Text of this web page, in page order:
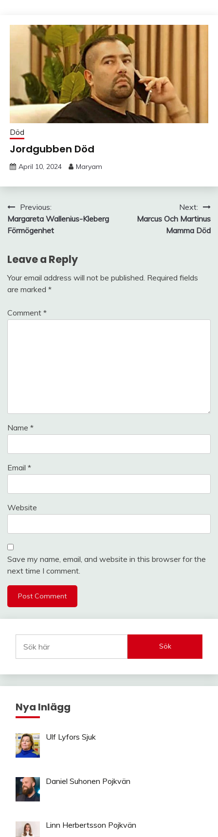
Död
Jordgubben Död
April 10, 2024 Maryam
Post
navigation
Previous:
Margareta Wallenius-Kleberg
Förmögenhet
Next:
Marcus Och Martinus
Mamma Död
Leave a Reply
Your email address will not be published. Required fields
are marked *
Comment *
Name *
Email *
Website
Save my name, email, and website in this browser for the
next time I comment.
Sök
Nya Inlägg
Ulf Lyfors Sjuk
Daniel Suhonen Pojkvän
Linn Herbertsson Pojkvän